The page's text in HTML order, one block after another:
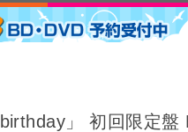
」 初回限定盤